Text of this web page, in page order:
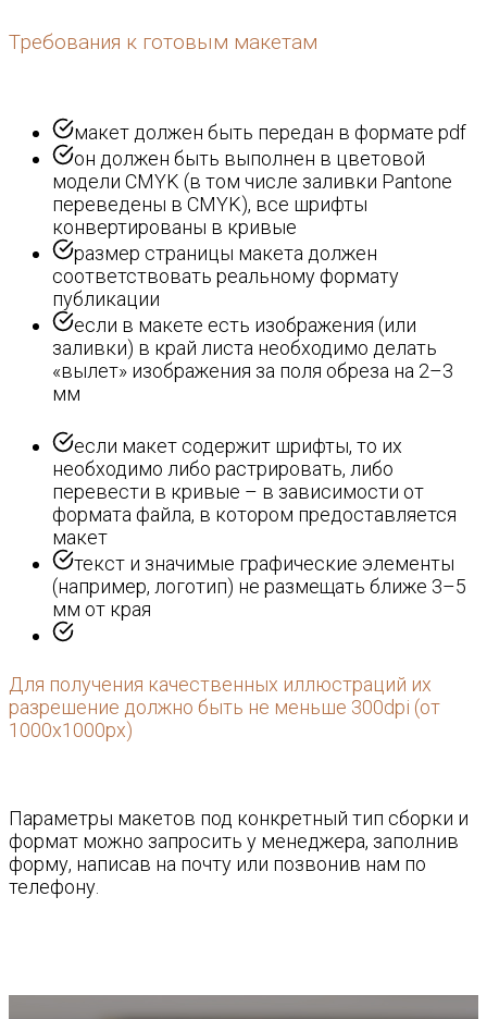
Требования к готовым макетам
макет должен быть передан в формате pdf
он должен быть выполнен в цветовой
модели CMYK (в том числе заливки Pantone
переведены в CMYK), все шрифты
конвертированы в кривые
размер страницы макета должен
соответствовать реальному формату
публикации
если в макете есть изображения (или
заливки) в край листа необходимо делать
«вылет» изображения за поля обреза на 2–3
мм
если макет содержит шрифты, то их
необходимо либо растрировать, либо
перевести в кривые – в зависимости от
формата файла, в котором предоставляется
макет
текст и значимые графические элементы
(например, логотип) не размещать ближе 3–5
мм от края
Для получения качественных иллюстраций их
разрешение должно быть не меньше 300dpi (от
1000х1000рх)
Параметры макетов под конкретный тип сборки и
формат можно запросить у менеджера, заполнив
форму, написав на почту или позвонив нам по
телефону.